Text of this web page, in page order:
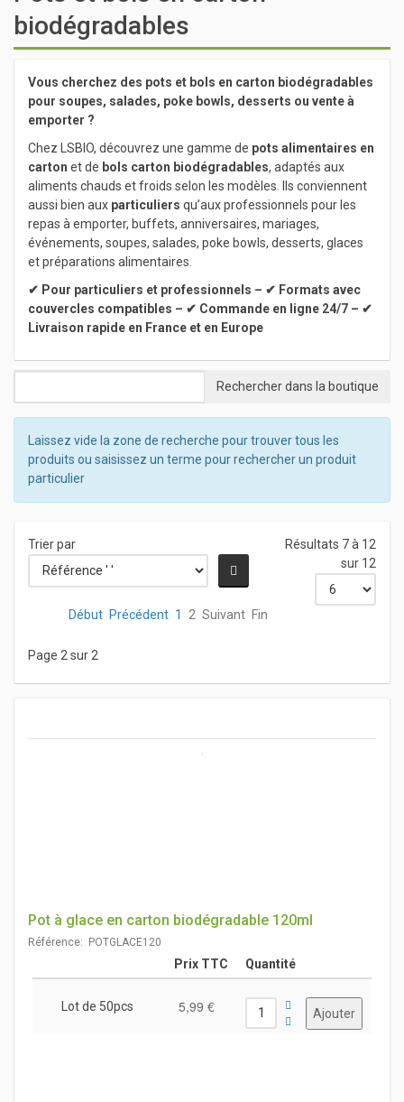
biodégradables
Vous cherchez des pots et bols en carton biodégradables
pour soupes, salades, poke bowls, desserts ou vente à
emporter ?
Chez LSBIO, découvrez une gamme de pots alimentaires en
carton et de bols carton biodégradables, adaptés aux
aliments chauds et froids selon les modèles. Ils conviennent
aussi bien aux particuliers qu’aux professionnels pour les
repas à emporter, buffets, anniversaires, mariages,
événements, soupes, salades, poke bowls, desserts, glaces
et préparations alimentaires.
✔ Pour particuliers et professionnels – ✔ Formats avec
couvercles compatibles – ✔ Commande en ligne 24/7 – ✔
Livraison rapide en France et en Europe
Laissez vide la zone de recherche pour trouver tous les
produits ou saisissez un terme pour rechercher un produit
particulier
Trier par
Résultats 7 à 12
sur 12
Début Précédent 1 2 Suivant Fin
Page 2 sur 2
Pot à glace en carton biodégradable 120ml
Référence: POTGLACE120
Prix TTC Quantité
Lot de 50pcs 5,99 €